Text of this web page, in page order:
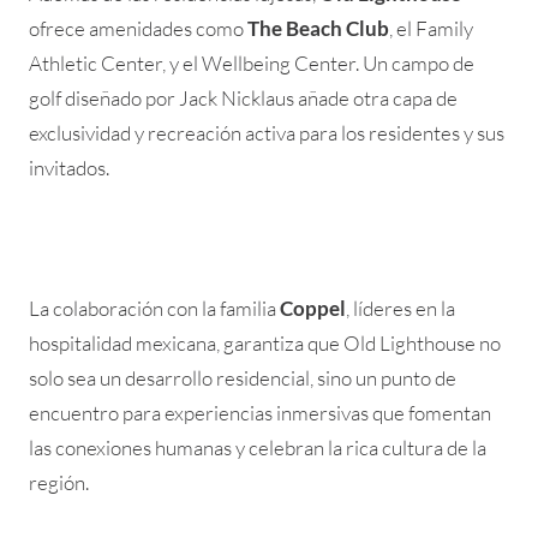
ofrece amenidades comoThe Beach Club, el Family
Athletic Center, y el Wellbeing Center. Un campo de
golf diseñado por Jack Nicklaus añade otra capa de
exclusividad y recreación activa para los residentes y sus
invitados.
La colaboración con la familiaCoppel, líderes en la
hospitalidad mexicana, garantiza que Old Lighthouse no
solo sea un desarrollo residencial, sino un punto de
encuentro para experiencias inmersivas que fomentan
las conexiones humanas y celebran la rica cultura de la
región.